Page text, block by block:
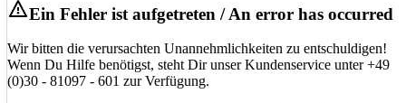
Ein Fehler ist aufgetreten / An error has occurred
Wir bitten die verursachten Unannehmlichkeiten zu entschuldigen!
Wenn Du Hilfe benötigst, steht Dir unser Kundenservice unter +49
(0)30 - 81097 - 601 zur Verfügung.